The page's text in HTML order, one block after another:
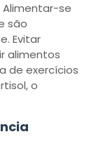
se
são
Evitar
alimentos
de exercícios
o